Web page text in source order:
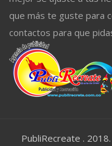
que más te guste para
contactos para que
PubliRecreate .